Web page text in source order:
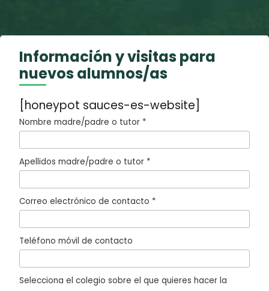
Información y visitas para
nuevos alumnos/as
[honeypot sauces-es-website]
Nombre madre/padre o tutor *
Apellidos madre/padre o tutor *
Correo electrónico de contacto *
Teléfono móvil de contacto
Selecciona el colegio sobre el que quieres hacer la